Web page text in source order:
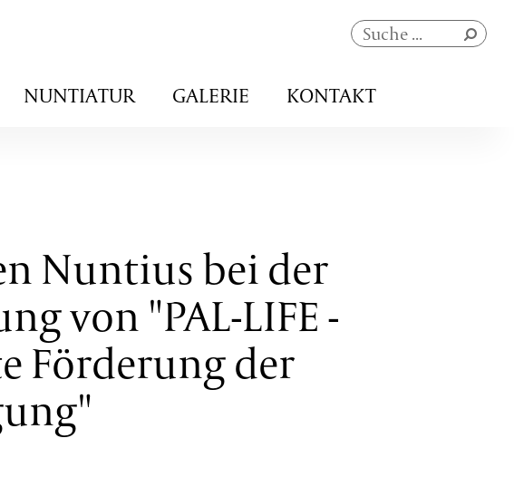
Navigation
überspringen
NUNTIATUR GALERIE KONTAKT
Nuntius bei der
von "PAL-LIFE -
Förderung der